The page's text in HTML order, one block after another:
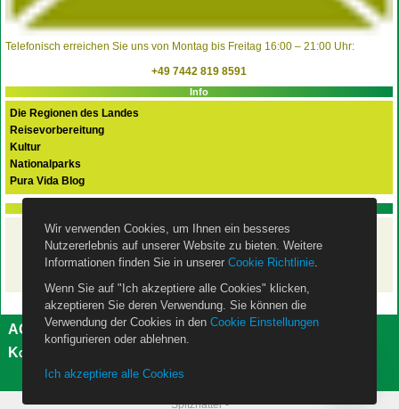
Telefonisch erreichen Sie uns von Montag bis Freitag 16:00 – 21:00 Uhr:
+49 7442 819 8591
Info
Die Regionen des Landes
Reisevorbereitung
Kultur
Nationalparks
Pura Vida Blog
Ihre Costa Rica Rundreise
mit dem Mietwagen
– ist mit unseremBasispaket
AGB Impressum
Datenschutzerklärung
Kontakt
Spitznatter -
Wir verwenden Cookies, um Ihnen ein besseres
Nutzererlebnis auf unserer Website zu bieten. Weitere
Informationen finden Sie in unserer Cookie Richtlinie.
Wenn Sie auf "Ich akzeptiere alle Cookies" klicken,
akzeptieren Sie deren Verwendung. Sie können die
Verwendung der Cookies in den Cookie Einstellungen
konfigurieren oder ablehnen.
Ich akzeptiere alle Cookies